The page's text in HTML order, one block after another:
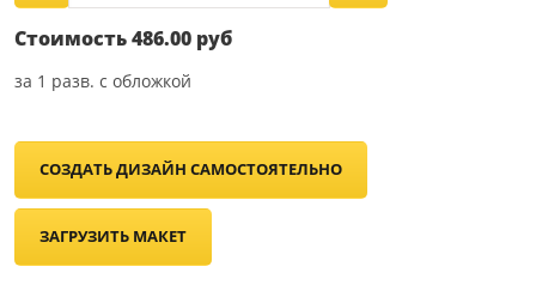
Стоимость486.00 руб
за 1 разв. с обложкой
СОЗДАТЬ ДИЗАЙН САМОСТОЯТЕЛЬНО
ЗАГРУЗИТЬ МАКЕТ